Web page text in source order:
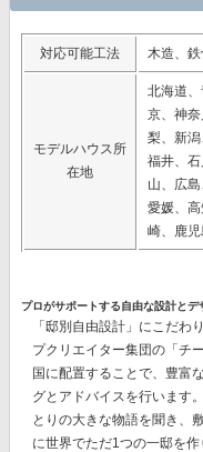
対応可能工法 木造、
モデルハウス所
在地
北海道
京、神
梨、新潟
福井、
山、広
愛媛、
崎、鹿児
プロがサポートする自由な設計とデ
「邸別自由設計」 にこだわ
プクリエイター集団の 「チ
国に配置することで、豊富
グとアドバイスを行います
とりの大きな物語を聞き、
に世界でただ1つの一邸を作